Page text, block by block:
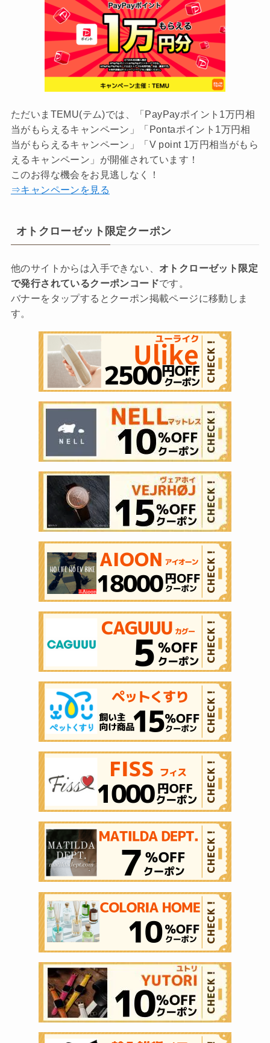
ただいまTEMU(テム)では、「PayPayポイント1万円相
当がもらえるキャンペーン」「Pontaポイント1万円相
当がもらえるキャンペーン」「V point 1万円相当がもら
えるキャンペーン」が開催されています！
このお得な機会をお見逃しなく！
⇒キャンペーンを見る
オトクローゼット限定クーポン
他のサイトからは入手できない、 オトクローゼット限定
で発行されているクーポンコードです。
バナーをタップするとクーポン掲載ページに移動しま
す。